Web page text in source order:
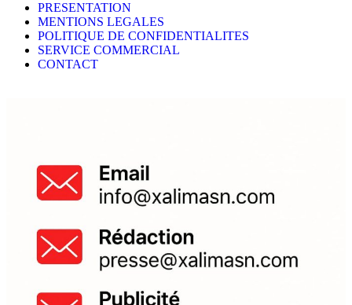
PRESENTATION
MENTIONS LEGALES
POLITIQUE DE CONFIDENTIALITES
SERVICE COMMERCIAL
CONTACT